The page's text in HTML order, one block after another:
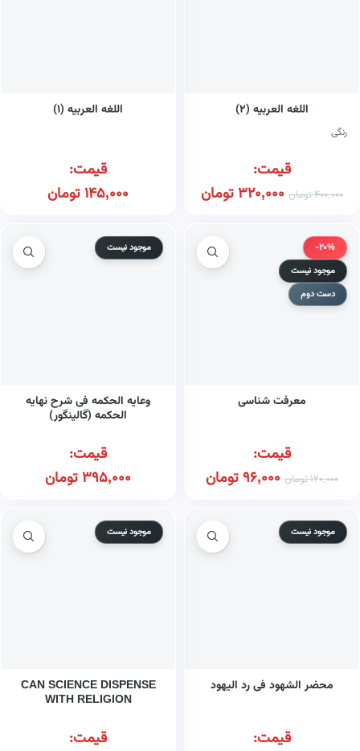
اللغه العربیه (۲)
رنگی
قیمت:
400,000تومان 320,000تومان
اللغه العربیه (۱)
قیمت:
145,000تومان
-20%
موجود نیست
دست دوم
معرفت شناسی
قیمت:
120,000تومان 96,000تومان
موجود نیست
وعایه الحکمه فی شرح نهایه
الحکمه (گالینگور)
قیمت:
395,000تومان
موجود نیست
محضر الشهود فی رد الیهود
قیمت:
موجود نیست
CAN SCIENCE DISPENSE
WITH RELIGION
قیمت: